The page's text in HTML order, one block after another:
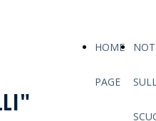
HOME
PAGE